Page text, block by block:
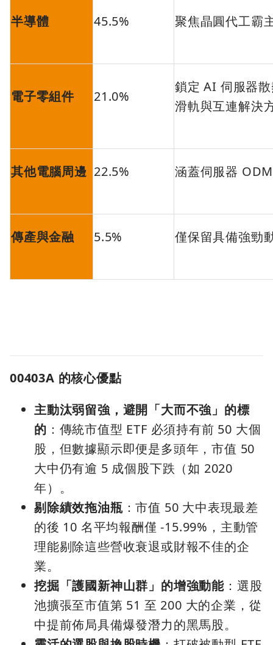
半導體 45.5% 聚焦晶圓代工霸
電子零組件 21.0%
鎖定 AI 伺服器
滑軌與互連解決
其他電腦周邊 22.5% 涵蓋伺服器
傳產與金融 5.5% 僅保留具備強勁
00403A 的核心優點
主動汰弱留強，避開「大而不強」的標
的 ：傳統市值型 ETF 必須持有前 50 大個
股，但數據顯示即便是多頭年，市值 50
大中仍有逾 5 成個股下跌（如 2020
年）。
剔除績效拖油瓶：市值 50 大中表現最差
的後 10 名平均報酬僅 -15.99%，主動管
理能剔除這些營收衰退或財報不佳的企
業。
挖掘「護國新神山群」的增強動能 ：選股
池擴張至市值第 51 至 200 大的企業，從
中提前佈局具備爆發潛力的黑馬股。